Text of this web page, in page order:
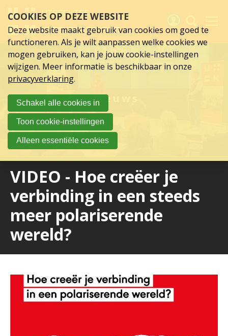
links
over
Spring
hoofd
inhoud
Spring
naar
hoofdnavigatie
Nieuws
VIDEO - Hoe creëer je
verbinding in een steeds
meer polariserende
wereld?
Activiteiten
Nieuws
Verslagen
Sluit je aan
Over UCK
COOKIES OP DEZE WEBSITE
Deze website maakt gebruik van cookies om goed te
functioneren. Als je wilt aanpassen welke cookies we
mogen gebruiken, kan je jouw cookie-instellingen
wijzigen. Meer informatie is beschikbaar in onze
privacyverklaring.
Schakel alle cookies in
Toon cookie-instellingen
Alleen essentiële cookies